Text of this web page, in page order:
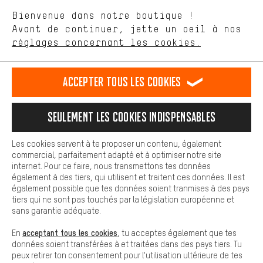
Langue"
français english
EN Deutsch español
RÉSILIER LE CONTRAT Communauté d'Aix-la-Chapelle
Programme d'affiliation Mentions Légales Protection des données
Conditions générales de vente Plateforme d'Alerte
Reprise des batteries Corepile Paramètres de cookies
Modifier le contraste
Tous les prix s'entendent en euros (MwSt hors) plus les
frais de portpour la livraison versÉtats-Unis.
Bienvenue dans notre boutique !
Avant de continuer, jette un oeil à nos
réglages concernant les cookies.
nous proposons grâce à ton comportement d'achat.
Plus de confort
est plus confortable. Avec les cookies de confort, nous
Nous pouvons ainsi mettre à ta disposition d'autres contenus et
informations utiles. De plus, tu as la possibilité d'utiliser des
facilement les bons produits. Par exemple, nous proposons une
facilement aux questions.
Cookies de base
Les cookies de base garantissent que tu puisses utiliser les
fonctions de notre site web.
Accepter tous les cookies
Seulement les cookies indispensables
Les cookies servent à te proposer un contenu, également
commercial, parfaitement adapté et à optimiser notre site
internet. Pour ce faire, nous transmettons tes données
également à des tiers, qui utilisent et traitent ces données. Il est
également possible que tes données soient tranmises à des pays
tiers qui ne sont pas touchés par la législation européenne et
sans garantie adéquate.
En acceptant tous les cookies , tu acceptes également que tes
données soient transférées à et traitées dans des pays tiers. Tu
peux retirer ton consentement pour l'utilisation ultérieure de tes